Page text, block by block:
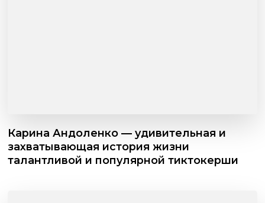
Карина Андоленко — удивительная и
захватывающая история жизни
талантливой и популярной тиктокерши